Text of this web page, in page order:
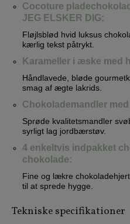
Cocoture
JEG ELSKER DIG:
Fløjlsblød hvid luksus
kærlig tekst påtrykt.
Karameller i æske med
Håndlavede, bløde
smag af ægte lakrids.
Chokolademandler
Sprøde kvalitetsmandler
syrligt lag jordbærstøv.
4 enkeltvis indpakket
chokolade:
Fine og lækre
til at sprede hygge.
Tekniske specifikationer